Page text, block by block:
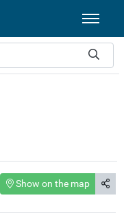
Show on the map